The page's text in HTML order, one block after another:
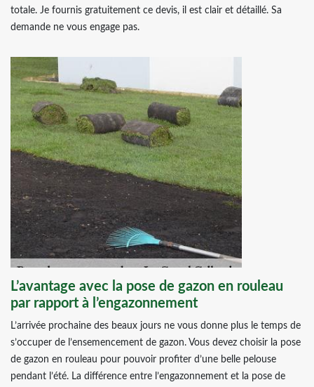
totale. Je fournis gratuitement ce devis, il est clair et détaillé. Sa
demande ne vous engage pas.
L’avantage avec la pose de gazon en rouleau
par rapport à l’engazonnement
L’arrivée prochaine des beaux jours ne vous donne plus le temps de
s’occuper de l’ensemencement de gazon. Vous devez choisir la pose
de gazon en rouleau pour pouvoir profiter d’une belle pelouse
pendant l’été. La différence entre l’engazonnement et la pose de